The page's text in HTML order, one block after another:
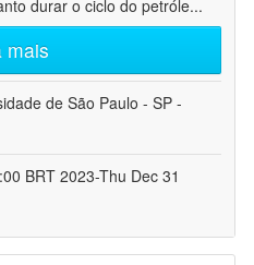
durar o ciclo do petróle...
mais
de São Paulo - SP -
BRT 2023-Thu Dec 31